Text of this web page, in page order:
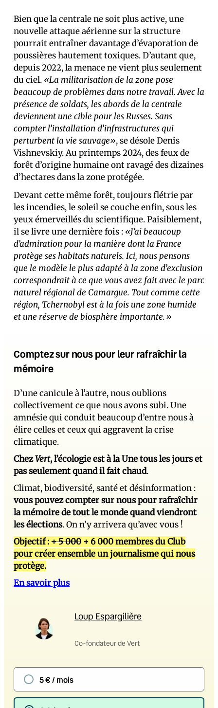
Bien que la centrale ne soit plus active, une
nouvelle attaque aérienne sur la structure
pourrait entraîner davantage d’évaporation de
poussières hautement toxiques. D’autant que,
depuis 2022, la menace ne vient plus seulement
du ciel. «La militarisation de la zone pose
beaucoup de problèmes dans notre travail. Avec la
présence de soldats, les abords de la centrale
deviennent une cible pour les Russes. Sans
compter l’installation d’infrastructures qui
perturbent la vie sauvage», se désole Denis
Vishnevskiy. Au printemps 2024, des feux de
forêt d’origine humaine ont ravagé des dizaines
d’hectares dans la zone protégée.
Devant cette même forêt, toujours flétrie par
les incendies, le soleil se couche enfin, sous les
yeux émerveillés du scientifique. Paisiblement,
il se livre une dernière fois : «J’ai beaucoup
d’admiration pour la manière dont la France
protège ses habitats naturels. Ici, nous pensons
que le modèle le plus adapté à la zone d’exclusion
correspondrait à ce que vous avez fait avec le parc
naturel régional de Camargue. Tout comme cette
région, Tchernobyl est à la fois une zone humide
et une réserve de biosphère importante.»
Comptez sur nous pour leur rafraîchir la
mémoire
D’une canicule à l’autre, nous oublions
collectivement ce que nous avons subi. Une
amnésie qui conduit beaucoup d’entre nous à
élire celles et ceux qui aggravent la crise
climatique.
ChezVert, l’écologie est à la Une tous les jours et
pas seulement quand il fait chaud.
Climat, biodiversité, santé et désinformation :
vous pouvez compter sur nous pour rafraîchir
la mémoire de tout le monde quand viendront
les élections. On n’y arrivera qu’avec vous !
Objectif :+ 5 000 + 6 000 membres du Club
pour créer ensemble un journalisme qui nous
protège.
En savoir plus
Loup Espargilière
Co-fondateur de Vert
5 € / mois